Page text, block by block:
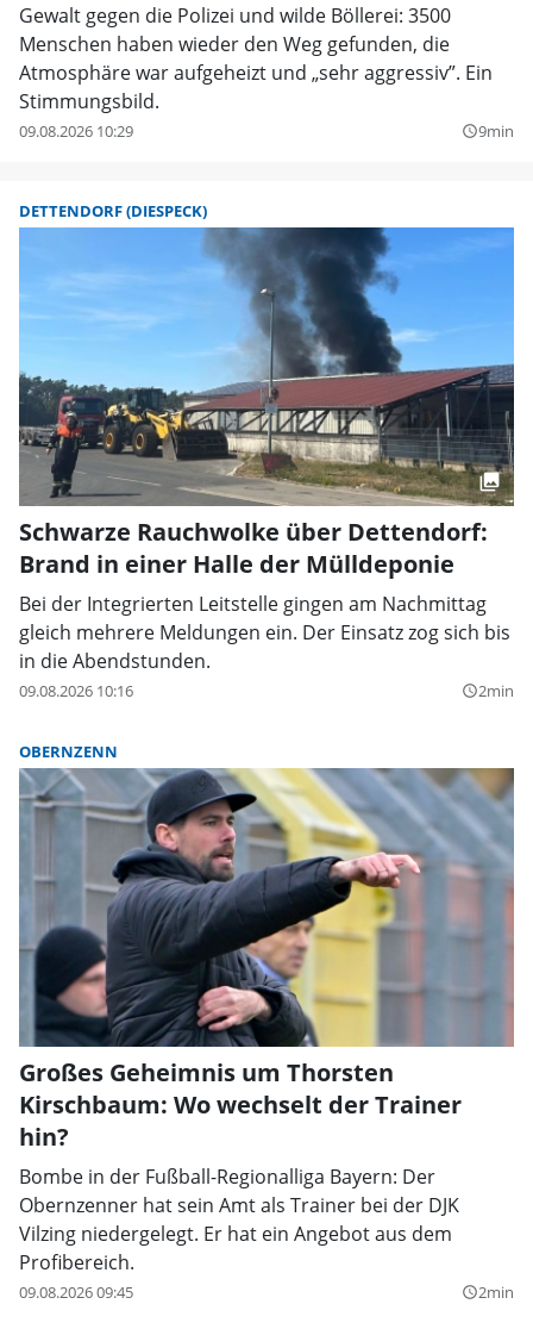
Gewalt gegen die Polizei und wilde Böllerei: 3500
Menschen haben wieder den Weg gefunden, die
Atmosphäre war aufgeheizt und „sehr aggressiv”. Ein
Stimmungsbild.
09.08.2026 10:29 query_builder9min
DETTENDORF (DIESPECK)
Schwarze Rauchwolke über Dettendorf:
Brand in einer Halle der Mülldeponie
Bei der Integrierten Leitstelle gingen am Nachmittag
gleich mehrere Meldungen ein. Der Einsatz zog sich bis
in die Abendstunden.
09.08.2026 10:16 query_builder2min
OBERNZENN
Großes Geheimnis um Thorsten
Kirschbaum: Wo wechselt der Trainer
hin?
Bombe in der Fußball-Regionalliga Bayern: Der
Obernzenner hat sein Amt als Trainer bei der DJK
Vilzing niedergelegt. Er hat ein Angebot aus dem
Profibereich.
09.08.2026 09:45 query_builder2min